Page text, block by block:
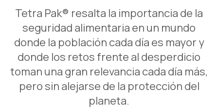
Tetra Pak® resalta la importancia de la
seguridad alimentaria en un mundo
donde la población cada día es mayor y
donde los retos frente al desperdicio
toman una gran relevancia cada día más,
pero sin alejarse de la protección del
planeta.